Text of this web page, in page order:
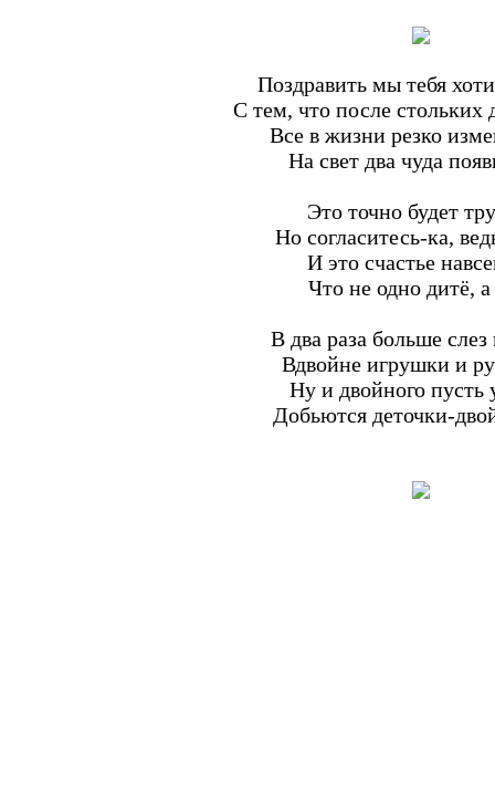
Поздравить мы тебя
С тем, что после стольких
Все в жизни резко
На свет два чуда
Это точно будет
Но согласитесь-ка,
И это счастье
Что не одно дитё, а
В два раза больше
Вдвойне игрушки и
Ну и двойного пусть
Добьются деточки-